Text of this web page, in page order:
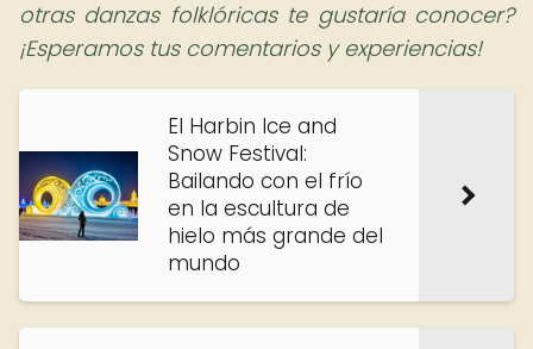
otras danzas folklóricas te gustaría conocer?
¡Esperamos tus comentarios y experiencias!
El Harbin Ice and
Snow Festival:
Bailando con el frío
en la escultura de
hielo más grande del
mundo